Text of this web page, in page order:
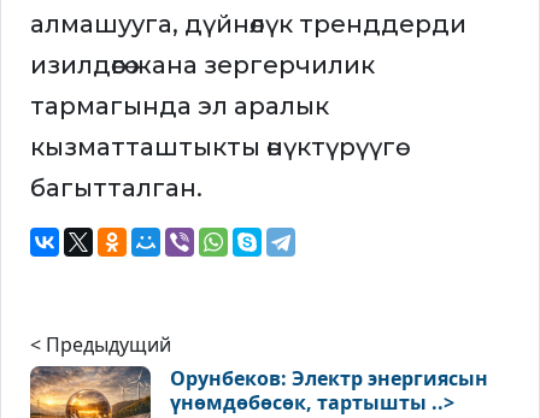
алмашууга, дүйнөлүк тренддерди
изилдөөгө жана зергерчилик
тармагында эл аралык
кызматташтыкты өнүктүрүүгө
багытталган.
< Предыдущий
Орунбеков: Электр энергиясын
үнөмдөбөсөк, тартышты ..>